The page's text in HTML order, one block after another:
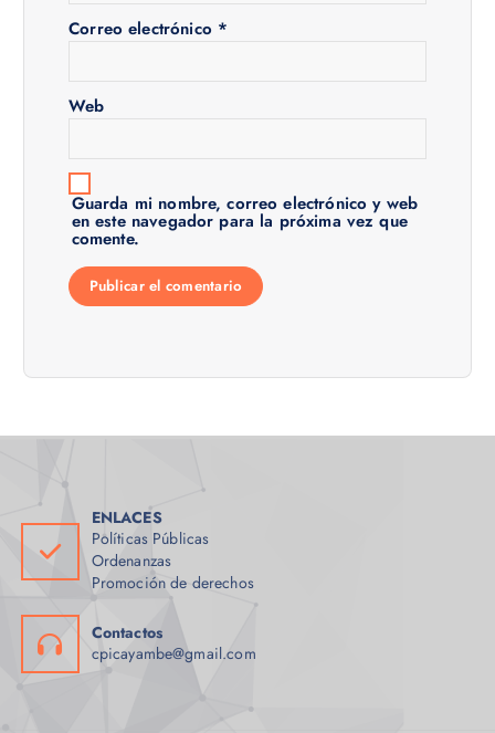
Correo electrónico *
Web
Guarda mi nombre, correo electrónico y web
en este navegador para la próxima vez que
comente.
ENLACES
Políticas Públicas
Ordenanzas
Promoción de derechos
Contactos
cpicayambe@gmail.com